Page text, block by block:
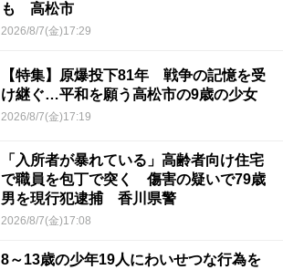
も 高松市
2026/8/7(金)17:29
【特集】原爆投下81年 戦争の記憶を受
け継ぐ…平和を願う高松市の9歳の少女
2026/8/7(金)17:19
「入所者が暴れている」高齢者向け住宅
で職員を包丁で突く 傷害の疑いで79歳
男を現行犯逮捕 香川県警
2026/8/7(金)17:08
8～13歳の少年19人にわいせつな行為を